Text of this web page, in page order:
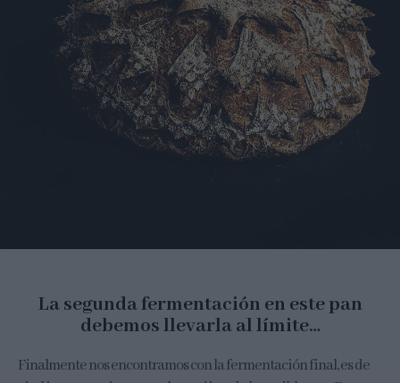
La segunda fermentación en este pan
debemos llevarla al límite…
Finalmente nos encontramos con la fermentación final, es de